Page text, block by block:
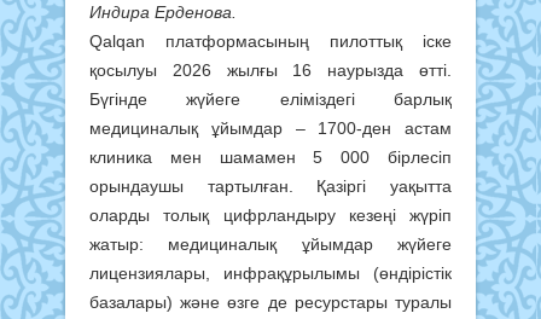
Индира Ерденова.
Qalqan платформасының пилоттық іске
қосылуы 2026 жылғы 16 наурызда өтті.
Бүгінде жүйеге еліміздегі барлық
медициналық ұйымдар – 1700-ден астам
клиника мен шамамен 5 000 бірлесіп
орындаушы тартылған. Қазіргі уақытта
оларды толық цифрландыру кезеңі жүріп
жатыр: медициналық ұйымдар жүйеге
лицензиялары, инфрақұрылымы (өндірістік
базалары) және өзге де ресурстары туралы